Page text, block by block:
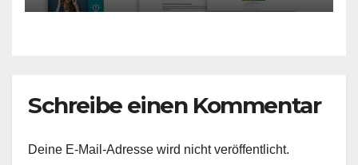
Schreibe einen Kommentar
Deine E-Mail-Adresse wird nicht veröffentlicht.